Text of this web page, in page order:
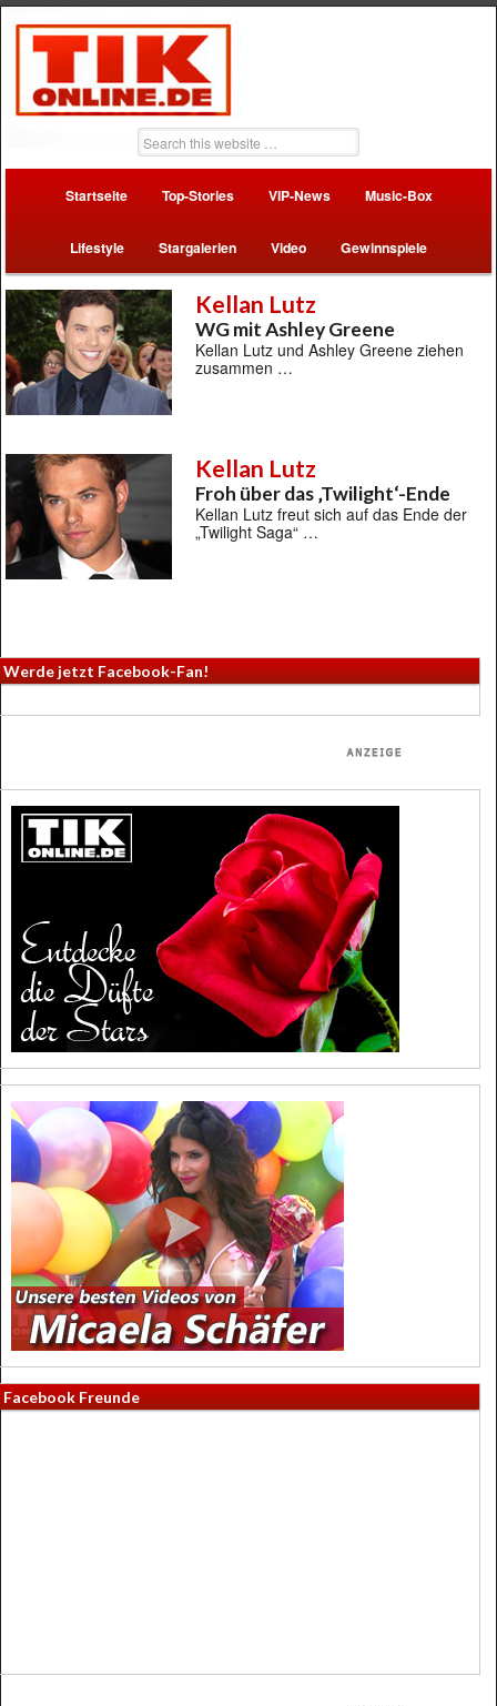
Startseite Top-Stories VIP-News Music-Box
Lifestyle Stargalerien Video Gewinnspiele
Kellan Lutz
WG mit Ashley Greene
Kellan Lutz und Ashley Greene ziehen
zusammen …
Kellan Lutz
Froh über das ‚Twilight‘-Ende
Kellan Lutz freut sich auf das Ende der
„Twilight Saga“ …
Werde jetzt Facebook-Fan!
Facebook Freunde